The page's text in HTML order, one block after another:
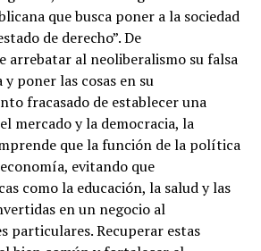
que busca poner a la sociedad
de derecho”. De
arrebatar al neoliberalismo su falsa
poner las cosas en su
fracasado de establecer una
mercado y la democracia, la
que la función de la política
evitando que
como la educación, la salud y las
en un negocio al
particulares. Recuperar estas